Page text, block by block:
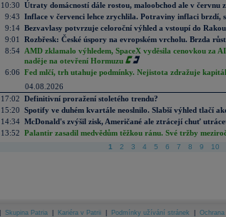
10:30 Útraty domácností dále rostou, maloobchod ale v červnu
9:43 Inflace v červenci lehce zrychlila. Potraviny inflaci brzdí,
9:14 Bezvavlasy potvrzuje celoroční výhled a vstoupí do
9:01
Rozbřesk: České úspory na evropském vrcholu. Brzda
8:54
AMD zklamalo výhledem, SpaceX vyděsila cenovkou za
naděje na otevření Hormuzu
6:06 Fed mlčí, trh utahuje podmínky. Nejistota zdražuje
04.08.2026
17:02 Definitivní proražení stoletého trendu?
15:20 Spotify ve duhém kvartále neoslnilo. Slabší výhled tlačí
14:34 McDonald's zvýšil zisk, Američané ale ztrácejí chuť
13:52 Palantir zasadil medvědům těžkou ránu. Své tržby
1 2 3 4 5 6 7 8 9 10
Skupina Patria Kariéra v Patrii Podmínky užívání stránek